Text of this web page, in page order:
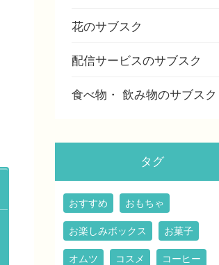
花のサブスク
配信サービスのサブスク
食べ物・ 飲み物のサブスク
タグ
おすすめ おもちゃ
お楽しみボックス お菓子
オムツ コスメ コーヒー